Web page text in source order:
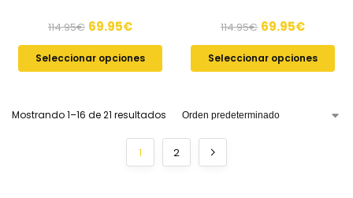
114.95€ 69.95€
Seleccionar opciones
114.95€ 69.95€
Seleccionar opciones
Mostrando 1–16 de 21 resultados
1 2